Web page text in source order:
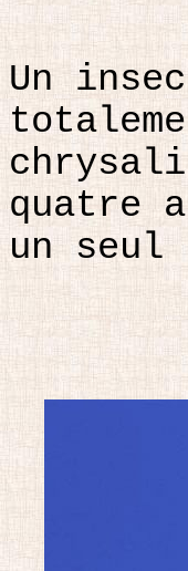
Un
quatre
un seul